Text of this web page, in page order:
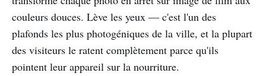
couleurs douces. Lève les yeux — c'est l'un des
plafonds les plus photogéniques de la ville, et la plupart
des visiteurs le ratent complètement parce qu'ils
pointent leur appareil sur la nourriture.